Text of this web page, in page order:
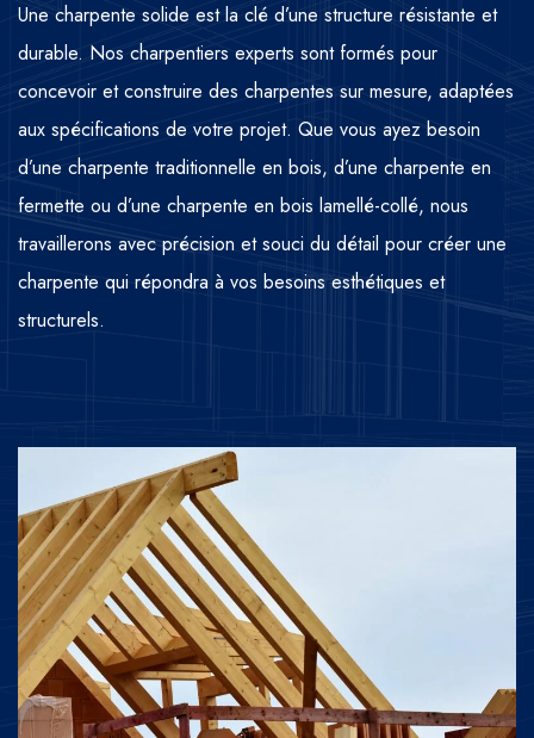
Une charpente solide est la clé d’une structure résistante et
durable. Nos charpentiers experts sont formés pour
concevoir et construire des charpentes sur mesure, adaptées
aux spécifications de votre projet. Que vous ayez besoin
d’une charpente traditionnelle en bois, d’une charpente en
fermette ou d’une charpente en bois lamellé-collé, nous
travaillerons avec précision et souci du détail pour créer une
charpente qui répondra à vos besoins esthétiques et
structurels.